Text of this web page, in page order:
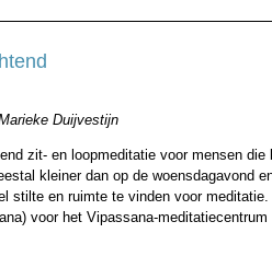
Duijvestijn
zit- en loopmeditatie voor mensen die
kleiner dan op de woensdagavond
stilte en ruimte te vinden voor
voor het Vipassana-